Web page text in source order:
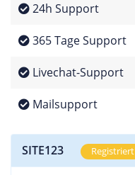
24h Support
365 Tage Support
Livechat-Support
Mailsupport
SITE123 Registriert